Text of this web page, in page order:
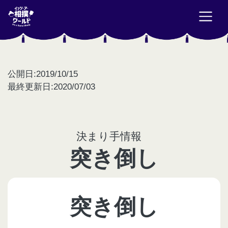
公開日:2019/10/15
最終更新日:2020/07/03
決まり手情報
突き倒し
突き倒し